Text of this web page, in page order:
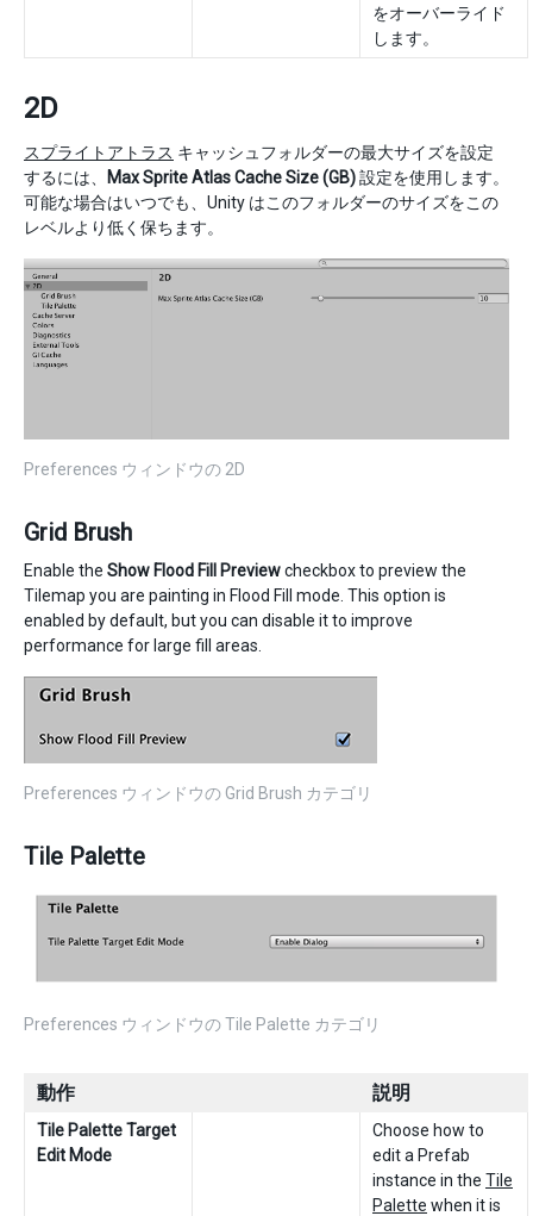
をオーバーライド
します。
2D
スプライトアトラス キャッシュフォルダーの最大サイズを設定
するには、
Max Sprite Atlas Cache Size (GB)設定を使用します。
可能な場合はいつでも、Unity はこのフォルダーのサイズをこの
レベルより低く保ちます。
Preferences ウィンドウの 2D
Grid Brush
Enable the Show Flood Fill Previewcheckbox to preview the
Tilemap you are painting in Flood Fill mode. This option is
enabled by default, but you can disable it to improve
performance for large fill areas.
Preferences ウィンドウの Grid Brush カテゴリ
Tile Palette
Preferences ウィンドウの Tile Palette カテゴリ
動作 説明
Tile Palette Target
Edit Mode
Choose how to
edit a Prefab
instance in the Tile
Palette when it is